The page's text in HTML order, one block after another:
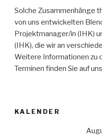
Solche Zusammenhänge
von uns entwickelten
Projektmanager/in (IHK)
(IHK), die wir an
Weitere Informationen zu
Terminen finden Sie auf
KALENDER